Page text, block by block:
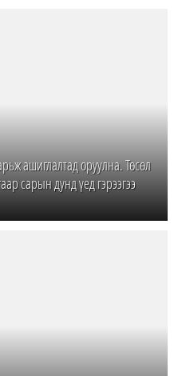
ашиглалтад оруулна. Төсөл
сарын дунд үед гэрээгээ